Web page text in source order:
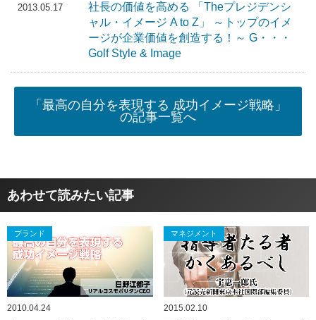
2013.05.17
社長の価値を高める 「Theプレジデンシ
ャル・イメージ A to Z」 ～トップのイメ
ージが企業価値を創造する！～ G・・・
Golf Style & Image
「最高の自分を表現する 成功イメージ戦略」
の記事一覧へ
あわせて読みたい記事
ブランド
2010.04.24
マネジメント
2015.02.10